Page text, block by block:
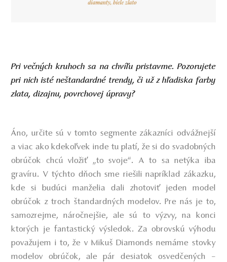
Pri večných kruhoch sa na chvíľu pristavme. Pozorujete
pri nich isté neštandardné trendy, či už z hľadiska farby
zlata, dizajnu, povrchovej úpravy?
Áno, určite sú v tomto segmente zákazníci odvážnejší
a viac ako kdekoľvek inde tu platí, že si do svadobných
obrúčok chcú vložiť „to svoje“. A to sa netýka iba
gravíru. V týchto dňoch sme riešili napríklad zákazku,
kde si budúci manželia dali zhotoviť jeden model
obrúčok z troch štandardných modelov. Pre nás je to,
samozrejme, náročnejšie, ale sú to výzvy, na konci
ktorých je fantastický výsledok. Za obrovskú výhodu
považujem i to, že v Mikuš Diamonds nemáme stovky
modelov obrúčok, ale pár desiatok osvedčených –